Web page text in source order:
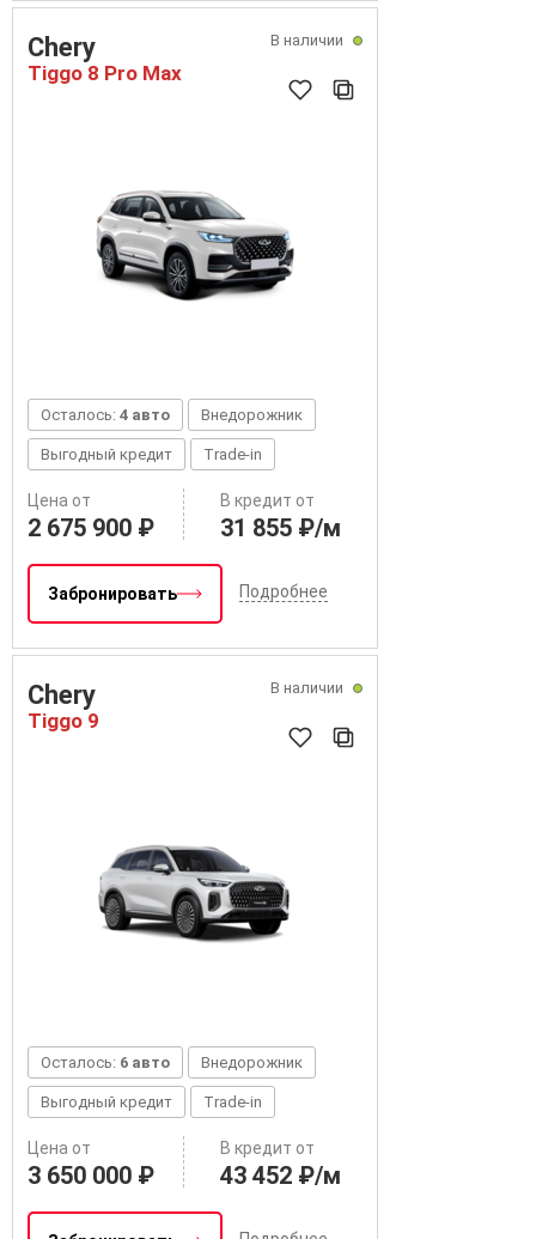
В наличии
Chery
Tiggo 8 Pro Max
Осталось: 4 авто Внедорожник
Выгодный кредит Trade-in
Цена от
2 675 900 ₽
В кредит от
31 855 ₽/м
Забронировать Подробнее
В наличии
Chery
Tiggo 9
Осталось: 6 авто Внедорожник
Выгодный кредит Trade-in
Цена от
3 650 000 ₽
В кредит от
43 452 ₽/м